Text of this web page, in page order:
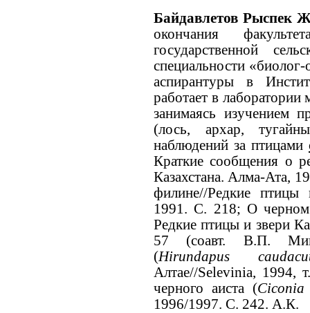
Байдавлетов Рыспек
окончания
государственной
специальности
аспирантуры в
работает в
занимаясь изучением
(лось, архар,
наблюдений за птицами
Краткие сообщения о
Казахстана. Алма-Ата,
филине//Редкие птицы
1991. С. 218; О
Редкие птицы и звери
57 (соавт. В.П.
(Hirundapus
Алтае//Selevinia,
черного аиста (
1996/1997. С. 242. А.К.